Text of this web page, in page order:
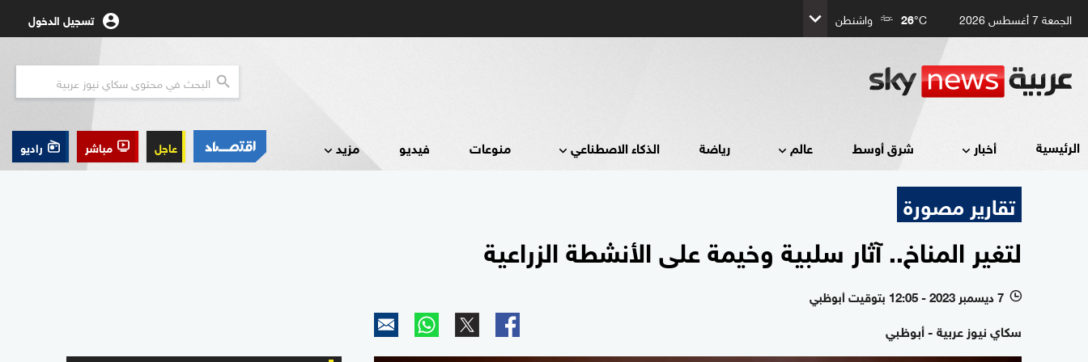
الجمعة 7 أغسطس 2026 26°C واشنطن تسجيل الدخول
الرئيسية أخبار شرق أوسط عالم رياضة الذكاء الاصطناعي منوعات فيديو مزيد عاجل مباشر راديو
تقارير مصورة
لتغير المناخ.. آثار سلبية وخيمة على الأنشطة الزراعية
l 7 ديسمبر 2023 - 12:05 بتوقيت أبوظبي
سكاي نيوز عربية - أبوظبي